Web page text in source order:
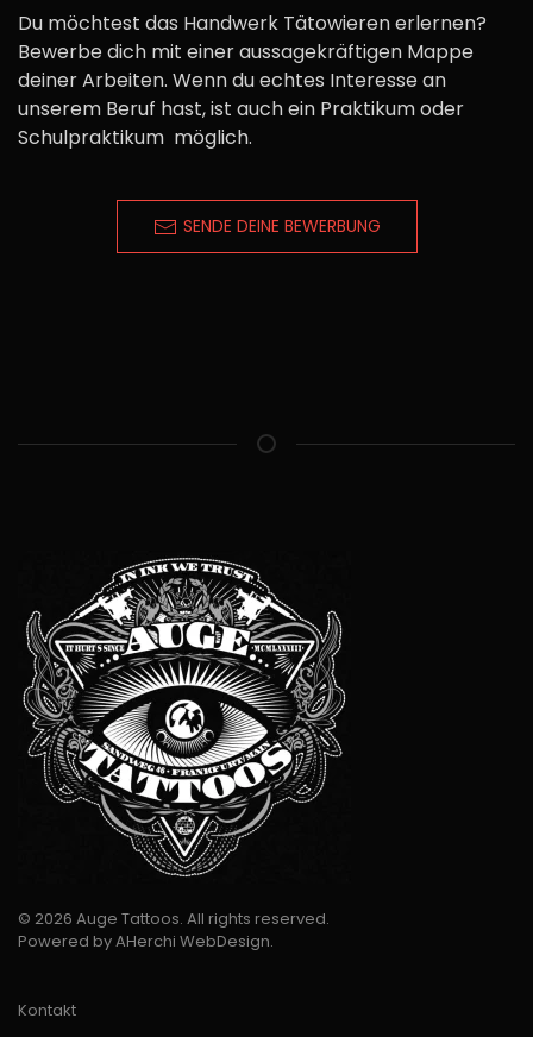
Du möchtest das Handwerk Tätowieren erlernen?
Bewerbe dich mit einer aussagekräftigen Mappe
deiner Arbeiten. Wenn du echtes Interesse an
unserem Beruf hast, ist auch ein Praktikum oder
Schulpraktikum möglich.
SENDE DEINE BEWERBUNG
© 2026 Auge Tattoos. All rights reserved.
Powered byAHerchi WebDesign.
Kontakt